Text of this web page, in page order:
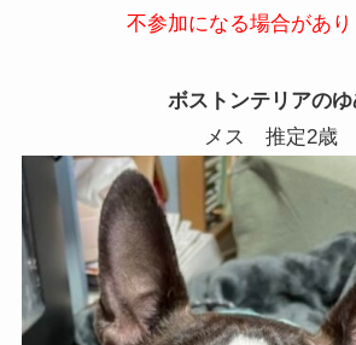
不参加になる場合があり
ボストンテリアの
メス 推定2歳